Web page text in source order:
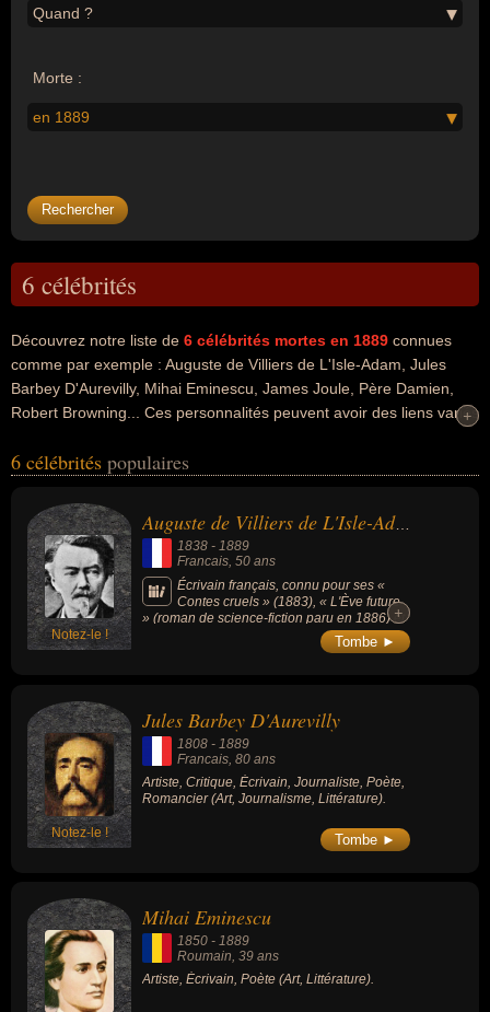
Quand ?
Morte :
en 1889
6 célébrités
Découvrez notre liste de 6 célébrités mortes en 1889 connues
comme par exemple : Auguste de Villiers de L'Isle-Adam, Jules
Barbey D'Aurevilly, Mihai Eminescu, James Joule, Père Damien,
Robert Browning... Ces personnalités peuvent avoir des liens variés
journalisme, de la science ou de la religion. Ces célébrités peuvent
poète, romancier, critique, journaliste, physicien, scientifique, prêtre
ou religieux. En ce qui concerne leurs nationalités au moment de
leurs morts, ils peuvent avoir été francais, roumain, anglais ou
belge par exemple.
+
+
6 célébrités populaires
Notez-le !
1838 - 1889
Francais, 50 ans
Écrivain français, connu pour ses «
Contes cruels » (1883), « L'Ève future
» (roman de science-fiction paru en 1886) et
le drame « Axël » (annonçant le théâtre
+
+
Tombe ►
Notez-le !
Jules Barbey D'Aurevilly
1808 - 1889
Francais , 80 ans
Artiste, Critique, Écrivain, Journaliste, Poète,
Romancier (Art, Journalisme, Littérature).
Tombe ►
Mihai Eminescu
1850 - 1889
Roumain, 39 ans
Artiste, Écrivain, Poète (Art, Littérature).